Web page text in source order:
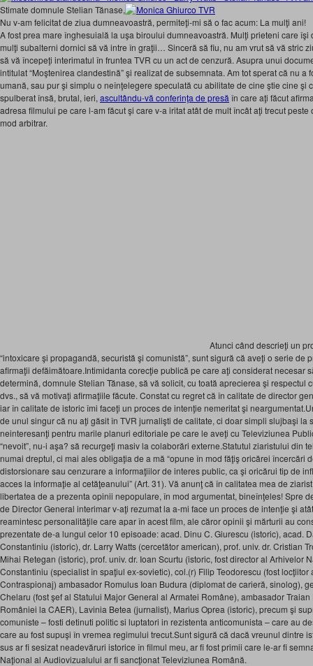
Stimate domnule Stelian Tănase,
Nu v-am felicitat de ziua dumneavoastră, permiteţi-mi să o fac acum: La mulţi ani!
A fost prea mare înghesuială la uşa biroului dumneavoastră. Mulţi prieteni care
mulţi subalterni dornici să vă intre în graţii… Sinceră să fiu, nu am vrut să vă stric
să vă începeţi interimatul în fruntea TVR cu un act de cenzură. Asupra unui
intitulat “Moştenirea clandestină” şi realizat de subsemnata. Am tot sperat că nu a
umană, sau pur şi simplu o neînţelegere speculată cu abilitate de cine ştie cine
spulberat însă, brutal, ieri, ascultându-vă conferinţa de presă în care aţi făcut
adresa filmului pe care l-am făcut şi care v-a iritat atât de mult încât aţi trecut
mod arbitrar.
Atunci când descrieţi un
“intoxicare şi propagandă, securistă şi comunistă”, sunt sigură că aveţi o serie de
afirmaţii defăimătoare.Intimidanta corecţie publică pe care aţi considerat necesar
determină, domnule Stelian Tănase, să vă solicit, cu toată aprecierea şi respectul
dvs., să vă motivaţi afirmaţiile făcute. Constat cu regret că în calitate de director
iar în calitate de istoric îmi faceţi un proces de intenţie nemeritat şi
de unul singur că nu aţi găsit în TVR jurnalişti de calitate, ci doar simpli slujbaşi
neinteresanţi pentru marile planuri editoriale pe care le aveţi cu Televiziunea
“nevoit”, nu-i aşa? să recurgeţi masiv la colaborări externe.Statutul ziaristului din
numai dreptul, ci mai ales obligaţia de a mă “opune în mod făţiş oricărei încercări
distorsionare sau cenzurare a informaţiilor de interes public, ca şi oricărui tip de
acces la informaţie al cetăţeanului” (Art. 31). Vă anunţ că în calitatea mea de
libertatea de a prezenta opinii nepopulare, în mod argumentat, bineînţeles! Spre
de Director General interimar v-aţi rezumat la a-mi face un proces de intenţie şi
reamintesc personalităţile care apar în acest film, ale căror opinii şi mărturii au
prezentate de-a lungul celor 10 episoade: acad. Dinu C. Giurescu (istoric), acad.
Constantiniu (istoric), dr. Larry Watts (cercetător american), prof. univ. dr. Cristian
Mihai Retegan (istoric), prof. univ. dr. Ioan Scurtu (istoric, fost director al Arhivelor
Constantiniu (specialist în spaţiul ex-sovietic), col.(r) Filip Teodorescu (fost locţiitor
Contraspionaj) ambasador Romulus Ioan Budura (diplomat de carieră, sinolog),
Chelaru (fost şef al Statului Major General al Armatei Române), ambasador
României la CAER), Lavinia Betea (jurnalist), Marius Oprea (istoric), precum şi
comuniste – fosti detinuti politic si luptatori in rezistenta anticomunista – care au
care au fost supuşi în vremea regimului trecut.Sunt sigură că dacă vreunul dintre
sus ar fi sesizat neadevăruri istorice în filmul meu, ar fi fost primii care le-ar fi
Naţional al Audiovizualului ar fi sancţionat Televiziunea Română.